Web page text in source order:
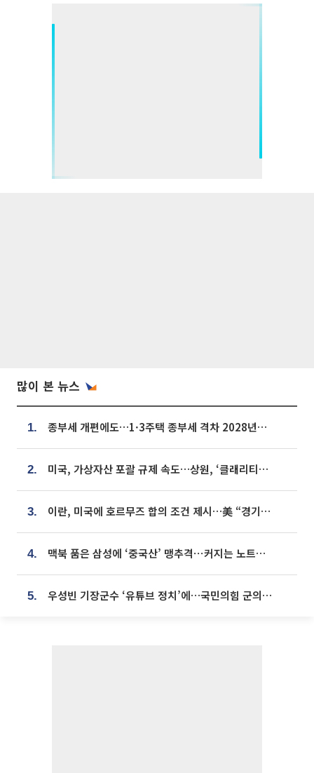
많이 본 뉴스
1. 종부세 개편에도…1·3주택 종부세 격차 2028년부터 확대
2. 미국, 가상자산 포괄 규제 속도…상원, ‘클래리티법’ 9월 절차투표 추진
3. 이란, 미국에 호르무즈 합의 조건 제시…美 “경기 아직 안 끝나” [종합]
4. 맥북 품은 삼성에 ‘중국산’ 맹추격⋯커지는 노트북 OLED 시장
5. 우성빈 기장군수 ‘유튜브 정치’에…국민의힘 군의원들 집단 반발